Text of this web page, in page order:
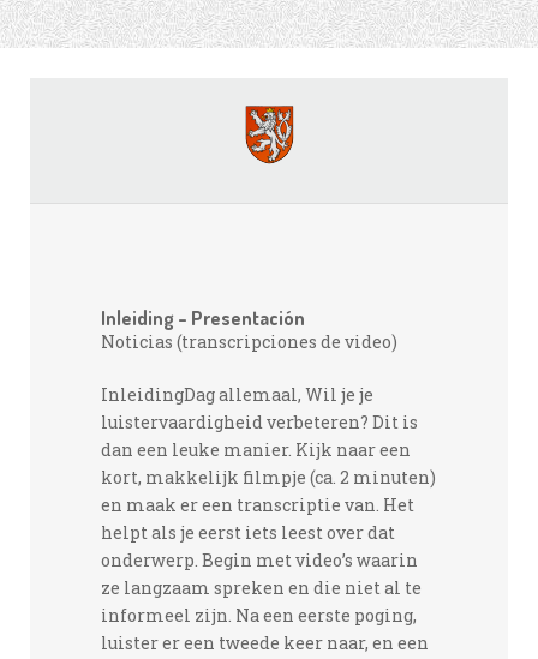
Inleiding – Presentación
Noticias (transcripciones de video)
InleidingDag allemaal, Wil je je
luistervaardigheid verbeteren? Dit is
dan een leuke manier. Kijk naar een
kort, makkelijk filmpje (ca. 2 minuten)
en maak er een transcriptie van. Het
helpt als je eerst iets leest over dat
onderwerp. Begin met video’s waarin
ze langzaam spreken en die niet al te
informeel zijn. Na een eerste poging,
luister er een tweede keer naar, en een